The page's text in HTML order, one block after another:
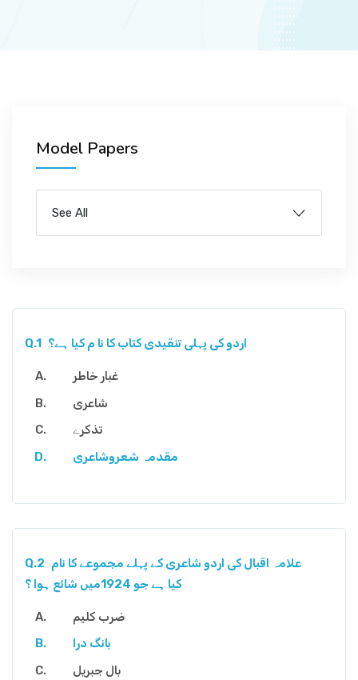
Model Papers
See All
Q.1 اردو کی پہلی تنقیدی کتاب کا نا م کیا ہے؟
غبار خاطر
شاعری
تذکرے
مقدمہ شعروشاعری
Q.2 علامہ اقبال کی اردو شاعری کے پہلے مجموعے کا نام
کیا ہے جو 1924میں شائع ہوا ؟
ضرب کلیم
بانگ درا
بال جبریل